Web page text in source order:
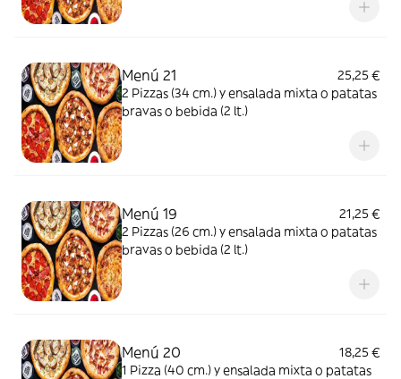
Menú 21
25,25 €
2 Pizzas (34 cm.) y ensalada mixta o patatas
bravas o bebida (2 lt.)
Menú 19
21,25 €
2 Pizzas (26 cm.) y ensalada mixta o patatas
bravas o bebida (2 lt.)
Menú 20
18,25 €
1 Pizza (40 cm.) y ensalada mixta o patatas